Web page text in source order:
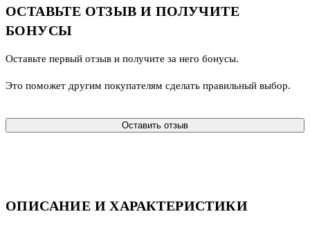
ОПИСАНИЕ И ХАРАКТЕРИСТИКИ
ОСТАВЬТЕ ОТЗЫВ И ПОЛУЧИТЕ
БОНУСЫ
Оставьте первый отзыв и получите за него бонусы.
Это поможет другим покупателям сделать правильный выбор.
Оставить отзыв